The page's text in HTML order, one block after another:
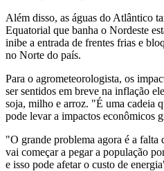
Além disso, as águas do Atlântico
Equatorial que banha o Nordeste
inibe a entrada de frentes frias e
no Norte do país.
Para o agrometeorologista, os
ser sentidos em breve na inflação
soja, milho e arroz. "É uma cadeia
pode levar a impactos econômicos
"O grande problema agora é a falta
vai começar a pegar a população
e isso pode afetar o custo de